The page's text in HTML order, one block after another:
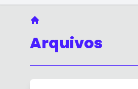
Principal
Arquivos